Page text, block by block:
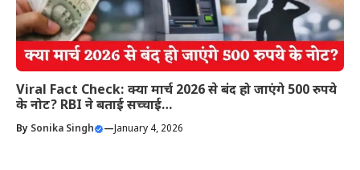
Viral Fact Check: क्या मार्च 2026 से बंद हो जाएंगे 500 रुपये
के नोट? RBI ने बताई सच्चाई…
By Sonika Singh —January 4, 2026